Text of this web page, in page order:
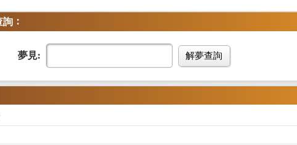
詢 ：
夢見: 解夢查詢